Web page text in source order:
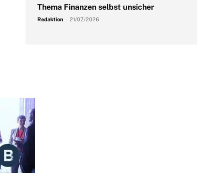
Thema Finanzen selbst unsicher
Redaktion 21/07/2026